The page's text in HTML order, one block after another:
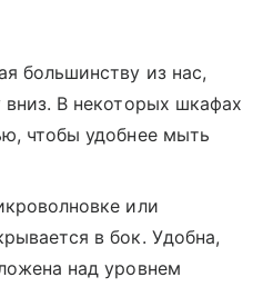
большинству из нас,
вниз. В некоторых шкафах
чтобы удобнее мыть
или
в бок. Удобна,
над уровнем